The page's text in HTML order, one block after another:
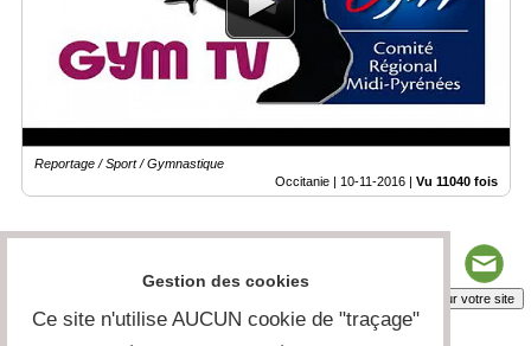
Reportage / Sport / Gymnastique
Occitanie | 10-11-2016 Vu 11040 fois
Insérez sur votre site
Gestion des cookies
Ce site n'utilise AUCUN cookie de "traçage"